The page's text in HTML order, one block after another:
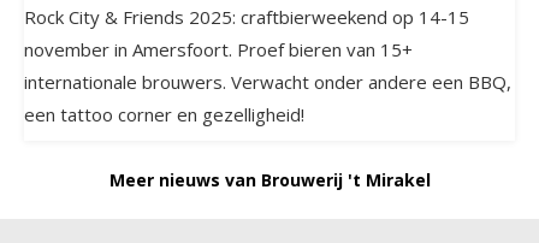
Rock City & Friends 2025: craftbierweekend op 14-15
november in Amersfoort. Proef bieren van 15+
internationale brouwers. Verwacht onder andere een BBQ,
een tattoo corner en gezelligheid!
Meer nieuws van Brouwerij 't Mirakel